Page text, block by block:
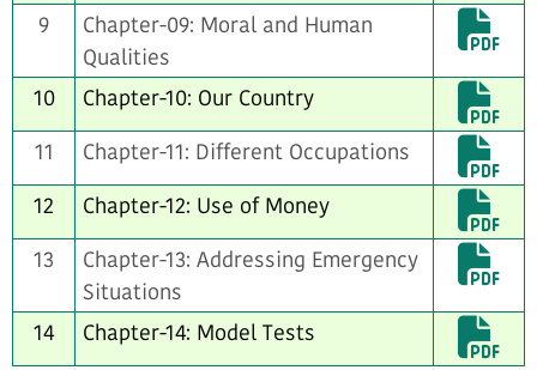
9
Chapter-09: Moral and Human
Qualities
10
Chapter-10: Our Country
11
Chapter-11: Different Occupations
12
Chapter-12: Use of Money
13
Chapter-13: Addressing Emergency
Situations
14
Chapter-14: Model Tests